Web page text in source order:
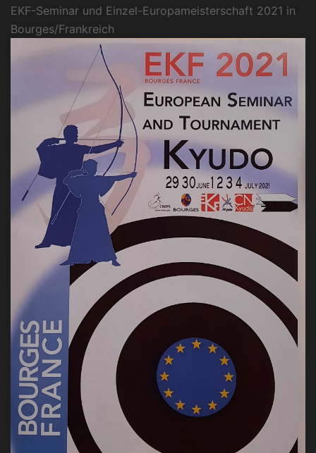
EKF-Seminar und Einzel-Europameisterschaft 2021 in
Bourges/Frankreich